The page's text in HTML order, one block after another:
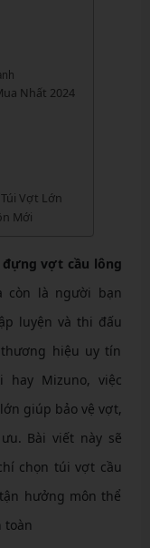
Nhất 2024
Vợt Lớn
Mới
vợt cầu lông
còn là người bạn
luyện và thi đấu
hiệu uy tín
hay Mizuno, việc
giúp bảo vệ vợt,
Bài viết này sẽ
chọn túi vợt cầu
hưởng môn thể
toàn